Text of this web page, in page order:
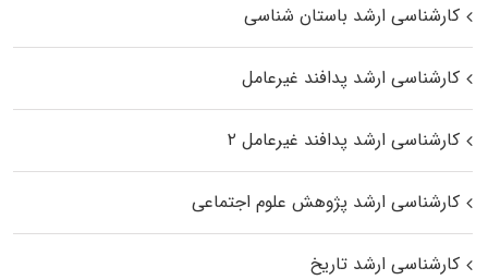
کارشناسی ارشد باستان شناسی
کارشناسی ارشد پدافند غیرعامل
کارشناسی ارشد پدافند غیرعامل ۲
کارشناسی ارشد پژوهش علوم اجتماعی
کارشناسی ارشد تاریخ